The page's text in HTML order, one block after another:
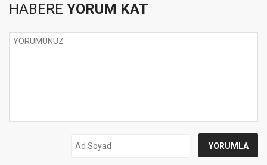
HABERE YORUM KAT